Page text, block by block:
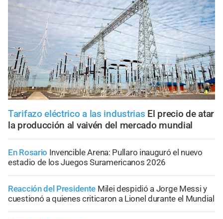
Tarifazo eléctrico a las industrias El precio de atar
la producción al vaivén del mercado mundial
En Rosario Invencible Arena: Pullaro inauguró el nuevo
estadio de los Juegos Suramericanos 2026
Reacción del Presidente Milei despidió a Jorge Messi y
cuestionó a quienes criticaron a Lionel durante el Mundial